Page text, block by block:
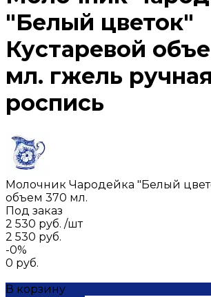
"Белый цветок"
Кустаревой
мл. гжель ручная
роспись
Молочник Чародейка "Белый
объем 370 мл.
Под заказ
2 530 руб. /шт
2 530 руб.
-0%
0 руб.
В корзину